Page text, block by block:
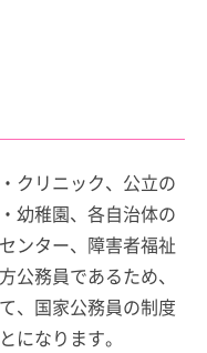
クリニック、公立の
幼稚園、各自治体の
ンター、障害者福祉
公務員であるため、
、国家公務員の制度
になります。